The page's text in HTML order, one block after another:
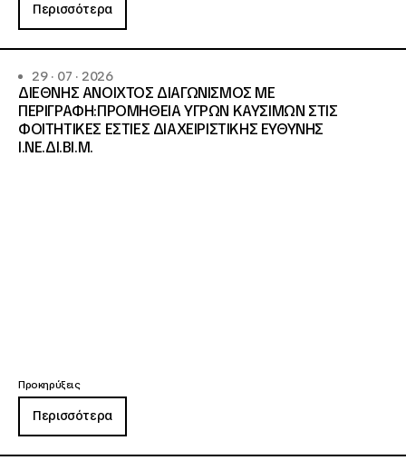
Περισσότερα
29 · 07 · 2026
ΔΙΕΘΝΗΣ ΑΝΟΙΧΤΟΣ ΔΙΑΓΩΝΙΣΜΟΣ ΜΕ
ΠΕΡΙΓΡΑΦΗ:ΠΡΟΜΗΘΕΙΑ ΥΓΡΩΝ ΚΑΥΣΙΜΩΝ ΣΤΙΣ
ΦΟΙΤΗΤΙΚΕΣ ΕΣΤΙΕΣ ΔΙΑΧΕΙΡΙΣΤΙΚΗΣ ΕΥΘΥΝΗΣ
Ι.ΝΕ.ΔΙ.ΒΙ.Μ.
Προκηρύξεις
Περισσότερα